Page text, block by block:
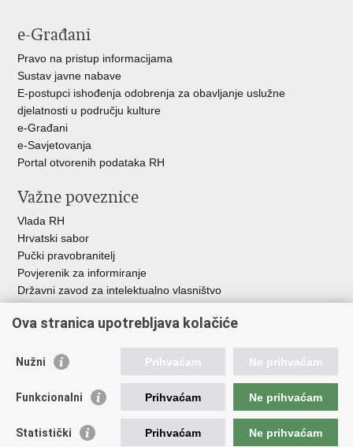
e-Građani
Pravo na pristup informacijama
Sustav javne nabave
E-postupci ishođenja odobrenja za obavljanje uslužne
djelatnosti u području kulture
e-Građani
e-Savjetovanja
Portal otvorenih podataka RH
Važne poveznice
Vlada RH
Hrvatski sabor
Pučki pravobranitelj
Povjerenik za informiranje
Državni zavod za intelektualno vlasništvo
HAKOM
Ostale poveznice
Hrvatski audiovizualni centar
Creative Europe
Ova stranica upotrebljava kolačiće
Nužni Prihvaćam Ne prihvaćam
Funkcionalni Prihvaćam Ne prihvaćam
Statistički Prihvaćam Ne prihvaćam